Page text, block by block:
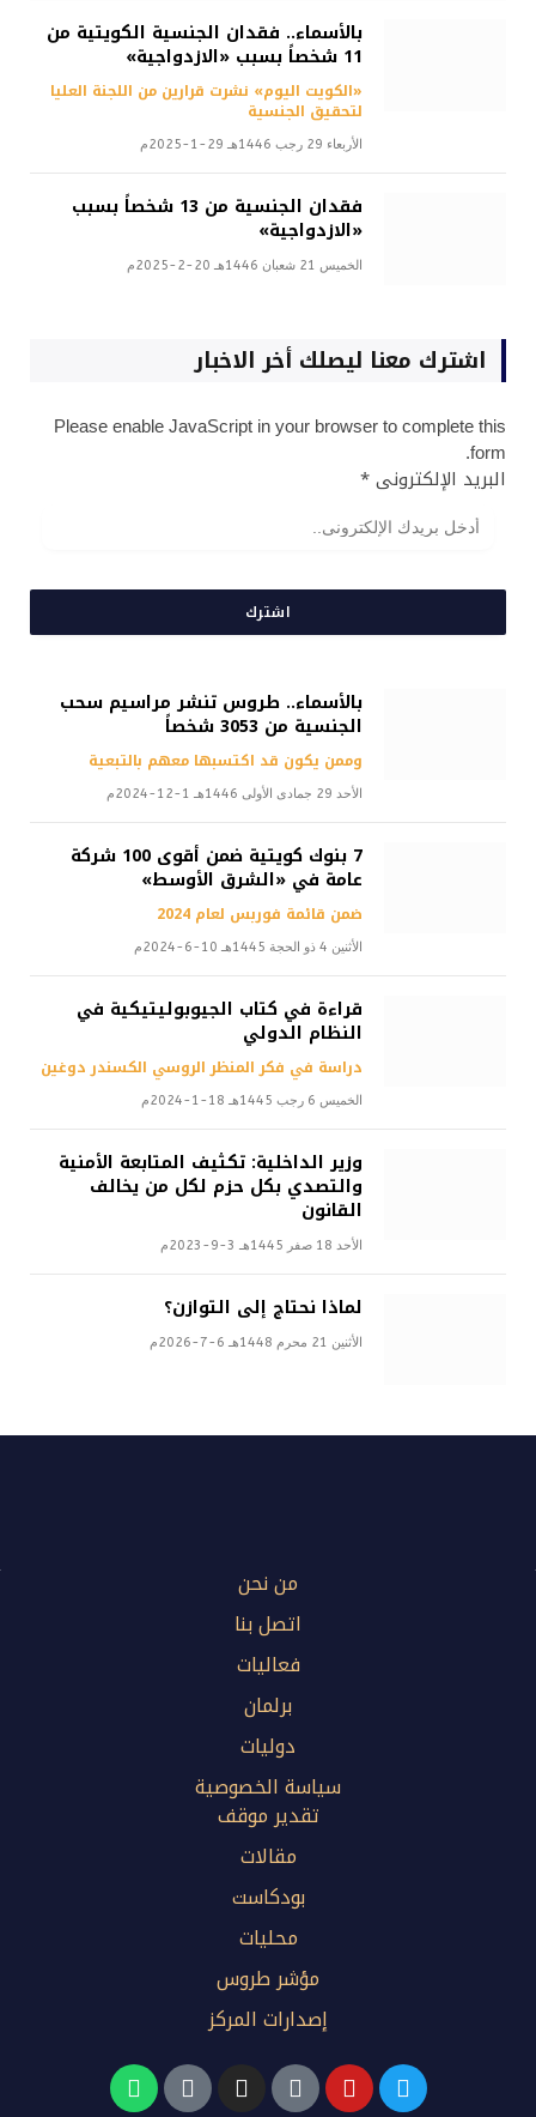
بالأسماء.. فقدان الجنسية الكويتية من
11 شخصاً بسبب «الازدواجية»
«الكويت اليوم» نشرت قرارين من اللجنة العليا
لتحقيق الجنسية
الأربعاء 29 رجب 1446هـ 29-1-2025م
فقدان الجنسية من 13 شخصاً بسبب
«الازدواجية»
الخميس 21 شعبان 1446هـ 20-2-2025م
اشترك معنا ليصلك أخر الاخبار
Please enable JavaScript in your browser to complete this
form.
البريد الإلكترونى*
اشترك
بالأسماء.. طروس تنشر مراسيم سحب
الجنسية من 3053 شخصاً
وممن يكون قد اكتسبها معهم بالتبعية
الأحد 29 جمادى الأولى 1446هـ 1-12-2024م
7 بنوك كويتية ضمن أقوى 100 شركة
عامة في «الشرق الأوسط»
ضمن قائمة فوربس لعام 2024
الأثنين 4 ذو الحجة 1445هـ 10-6-2024م
قراءة في كتاب الجيوبوليتيكية في
النظام الدولي
دراسة في فكر المنظر الروسي الكسندر دوغين
الخميس 6 رجب 1445هـ 18-1-2024م
وزير الداخلية: تكثيف المتابعة الأمنية
والتصدي بكل حزم لكل من يخالف
القانون
الأحد 18 صفر 1445هـ 3-9-2023م
لماذا نحتاج إلى التوازن؟
الأثنين 21 محرم 1448هـ 6-7-2026م
من نحن
اتصل بنا
فعاليات
برلمان
دوليات
سياسة الخصوصية
تقدير موقف
مقالات
بودكاست
محليات
مؤشر طروس
إصدارات المركز